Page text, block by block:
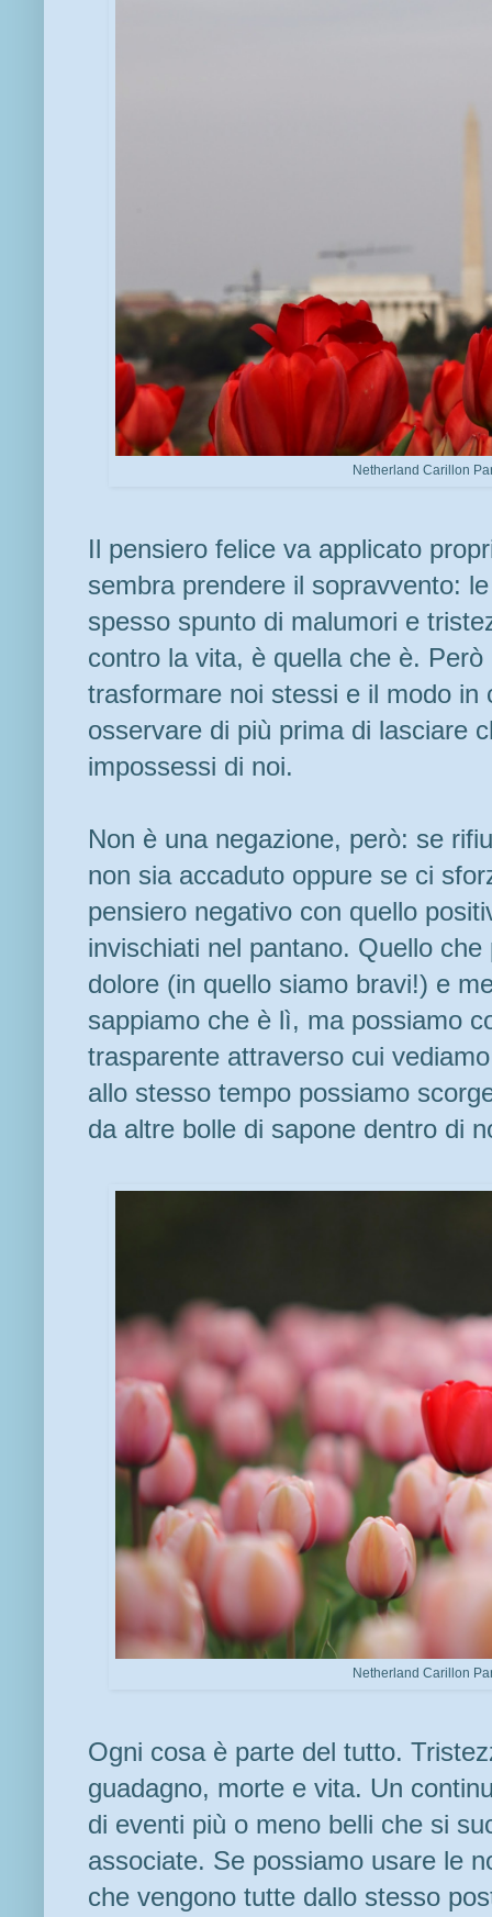
Netherland Carillon
Il pensiero felice va applicato
sembra prendere il sopravvento:
spesso spunto di malumori e
contro la vita, è quella che è.
trasformare noi stessi e il modo in
osservare di più prima di lasciare
impossessi di noi.
Non è una negazione, però: se
non sia accaduto oppure se ci
pensiero negativo con quello
invischiati nel pantano. Quello
dolore (in quello siamo bravi!) e
sappiamo che è lì, ma possiamo
trasparente attraverso cui
allo stesso tempo possiamo
da altre bolle di sapone dentro di
Netherland Carillon
Ogni cosa è parte del tutto.
guadagno, morte e vita. Un
di eventi più o meno belli che si
associate. Se possiamo usare le
che vengono tutte dallo stesso